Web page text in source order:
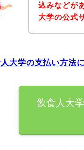
込みなどが
大学の公式
大学の支払い方法
飲食人大